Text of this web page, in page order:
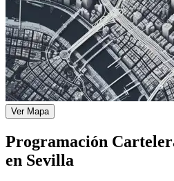
Ver Mapa
Programación
en Sevilla